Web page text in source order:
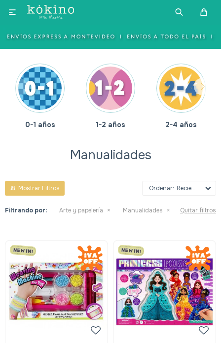

1-2 años 2-4 años 4-6 años
Manualidades
Recientes
Filtrando por: Arte y papelería Manualidades Quitar filtros